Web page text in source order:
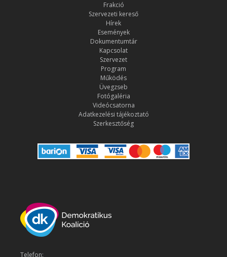
Frakció
Szervezeti kereső
Hírek
Események
Dokumentumtár
Kapcsolat
Szervezet
Program
Működés
Üvegzseb
Fotógaléria
Videócsatorna
Adatkezelési tájékoztató
Szerkesztőség
Telefon: